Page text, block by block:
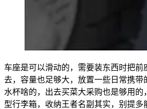
车座是可以滑动的，需要装东西时把前
去，容量也足够大，放置一些日常携带
水杯啥的，出去买菜大采购也是够用的
型行李箱，收纳王者名副其实，别提多